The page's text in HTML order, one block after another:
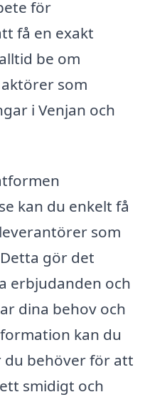
för
få en exakt
be om
som
i Venjan och
kan du enkelt få
som
gör det
erbjudanden och
dina behov och
kan du
behöver för att
smidigt och